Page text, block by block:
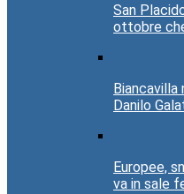
San
ottobre
Biancavilla
Danilo
Europee,
va in sale